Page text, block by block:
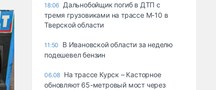
18:06 Дальнобойщик погиб в ДТП с
тремя грузовиками на трассе М-10 в
Тверской области
11:50
В Ивановской области за неделю
подешевел бензин
06.08 На трассе Курск – Касторное
обновляют 65-метровый мост через